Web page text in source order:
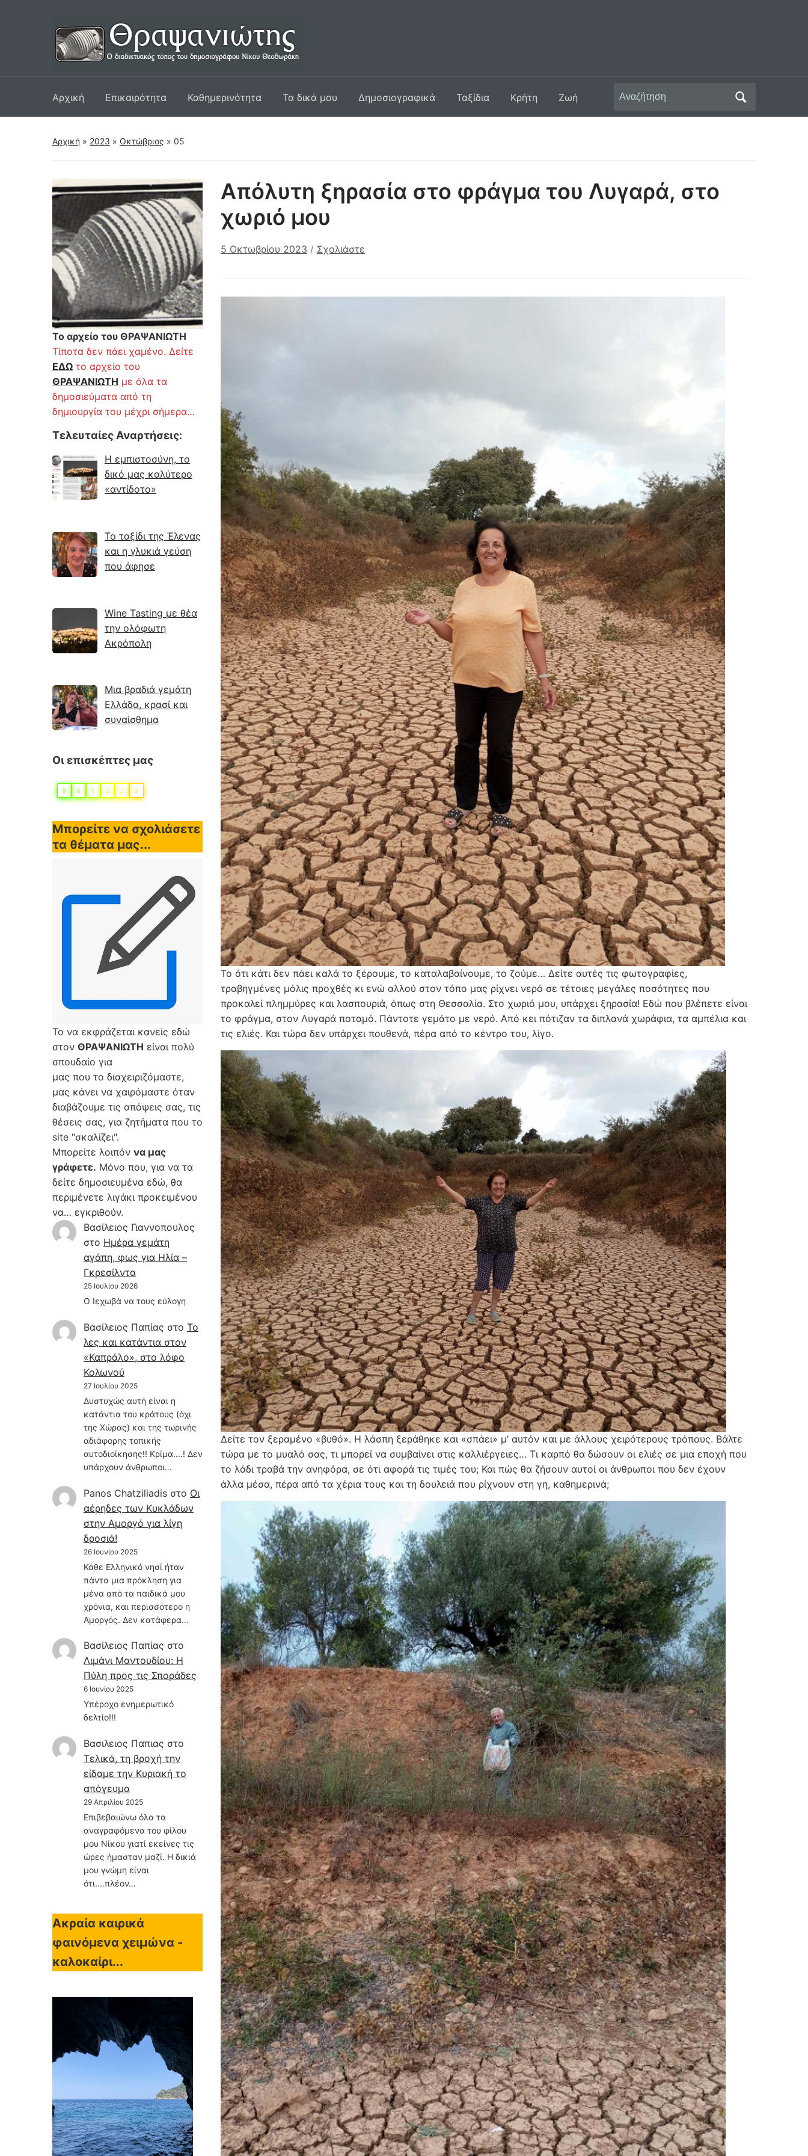
Αρχική Επικαιρότητα Καθημερινότητα Τα δικά μου Δημοσιογραφικά Ταξίδια Κρήτη Ζωή
Αναζήτηση
Αρχική » 2023 » Οκτώβριος » 05
Το αρχείο του ΘΡΑΨΑΝΙΩΤΗ
Τίποτα δεν πάει χαμένο. Δείτε
ΕΔΩ το αρχείο του
ΘΡΑΨΑΝΙΩΤΗ με όλα τα
δημοσιεύματα από τη
δημιουργία του μέχρι σήμερα…
Τελευταίες Αναρτήσεις:
Η εμπιστοσύνη, το
δικό μας καλύτερο
«αντίδοτο»
Το ταξίδι της Έλενας
και η γλυκιά γεύση
που άφησε
Wine Tasting με θέα
την ολόφωτη
Ακρόπολη
Μια βραδιά γεμάτη
Ελλάδα, κρασί και
συναίσθημα
Οι επισκέπτες μας
0 6 1 2 2 9
Μπορείτε να σχολιάσετε
τα θέματα μας...
Το να εκφράζεται κανείς εδώ
στον ΘΡΑΨΑΝΙΩΤΗ είναι πολύ
σπουδαίο για
μας που το διαχειριζόμαστε,
μας κάνει να χαιρόμαστε όταν
διαβάζουμε τις απόψεις σας, τις
θέσεις σας, για ζητήματα που το
site "σκαλίζει".
Μπορείτε λοιπόν να μας
γράφετε. Μόνο που, για να τα
δείτε δημοσιευμένα εδώ, θα
περιμένετε λιγάκι προκειμένου
να… εγκριθούν.
Βασίλειος Γιαννοπουλος
στο Hμέρα γεμάτη
αγάπη, φως για Ηλία –
Γκρεσίλντα
25 Ιουλίου 2026
Ο Ιεχωβά να τους εύλογη
Βασίλειος Παπίας στο Το
λες και κατάντια στον
«Καπράλο», στο λόφο
Κολωνού
27 Ιουλίου 2025
Δυστυχώς αυτή είναι η
κατάντια του κράτους (όχι
της Χώρας) και της τωρινής
αδιάφορης τοπικής
αυτοδιοίκησης!! Κρίμα....! Δεν
υπάρχουν άνθρωποι…
Panos Chatziliadis στο Οι
αέρηδες των Κυκλάδων
στην Αμοργό για λίγη
δροσιά!
26 Ιουνίου 2025
Κάθε Ελληνικό νησί ήταν
πάντα μια πρόκληση για
μένα από τα παιδικά μου
χρόνια, και περισσότερο η
Αμοργός. Δεν κατάφερα…
Βασίλειος Παπίας στο
Λιμάνι Μαντουδίου: Η
Πύλη προς τις Σποράδες
6 Ιουνίου 2025
Υπέροχο ενημερωτικό
δελτίο!!!
Βασιλειος Παπιας στο
Τελικά, τη βροχή την
είδαμε την Κυριακή το
απόγευμα
29 Απριλίου 2025
Επιβεβαιώνω όλα τα
αναγραφόμενα του φίλου
μου Νίκου γιατί εκείνες τις
ώρες ήμασταν μαζί. Η δικιά
μου γνώμη είναι
ότι....πλέον…
Ακραία καιρικά
φαινόμενα χειμώνα -
καλοκαίρι...
Απόλυτη ξηρασία στο φράγμα του Λυγαρά, στο
χωριό μου
5 Οκτωβρίου 2023 / Σχολιάστε
Το ότι κάτι δεν πάει καλά το ξέρουμε, το καταλαβαίνουμε, το ζούμε… Δείτε αυτές τις φωτογραφίες,
τραβηγμένες μόλις προχθές κι ενώ αλλού στον τόπο μας ρίχνει νερό σε τέτοιες μεγάλες ποσότητες που
προκαλεί πλημμύρες και λασπουριά, όπως στη Θεσσαλία. Στο χωριό μου, υπάρχει ξηρασία! Εδώ που βλέπετε είναι
το φράγμα, στον Λυγαρά ποταμό. Πάντοτε γεμάτο με νερό. Από κει πότιζαν τα διπλανά χωράφια, τα αμπέλια και
τις ελιές. Και τώρα δεν υπάρχει πουθενά, πέρα από το κέντρο του, λίγο.
Δείτε τον ξεραμένο «βυθό». Η λάσπη ξεράθηκε και «σπάει» μ’ αυτόν και με άλλους χειρότερους τρόπους. Βάλτε
τώρα με το μυαλό σας, τι μπορεί να συμβαίνει στις καλλιέργειες… Τι καρπό θα δώσουν οι ελιές σε μια εποχή που
το λάδι τραβά την ανηφόρα, σε ότι αφορά τις τιμές του; Και πώς θα ζήσουν αυτοί οι άνθρωποι που δεν έχουν
άλλα μέσα, πέρα από τα χέρια τους και τη δουλειά που ρίχνουν στη γη, καθημερινά;